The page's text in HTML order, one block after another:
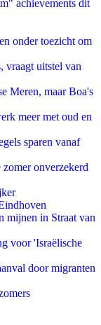
achievements dit
onder toezicht om
vraagt uitstel van
Meren, maar Boa's
meer met oud en
sparen vanaf
onverzekerd
mijnen in Straat van
voor 'Israëlische
door migranten